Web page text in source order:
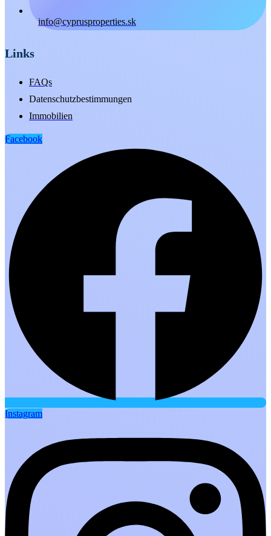
info@cyprusproperties.sk
Links
FAQs
Datenschutzbestimmungen
Immobilien
Facebook
Instagram